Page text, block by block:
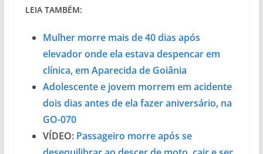
LEIA TAMBÉM:
Mulher morre mais de 40 dias após
elevador onde ela estava despencar em
clínica, em Aparecida de Goiânia
Adolescente e jovem morrem em acidente
dois dias antes de ela fazer aniversário, na
GO-070
VÍDEO: Passageiro morre após se